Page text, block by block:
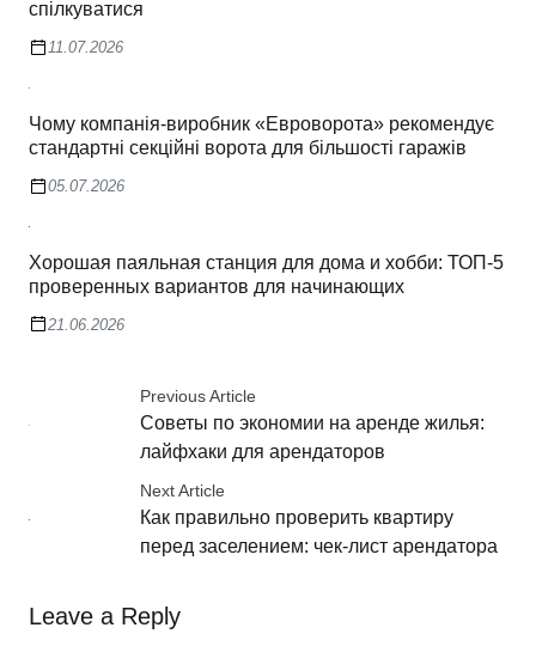
спілкуватися
11.07.2026
Чому компанія-виробник «Евроворота» рекомендує
стандартні секційні ворота для більшості гаражів
05.07.2026
Хорошая паяльная станция для дома и хобби: ТОП-5
проверенных вариантов для начинающих
21.06.2026
Previous Article
Советы по экономии на аренде жилья:
лайфхаки для арендаторов
Next Article
Как правильно проверить квартиру
перед заселением: чек-лист арендатора
Leave a Reply